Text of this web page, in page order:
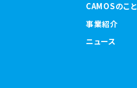
CAMOSのこと
事業紹介
ニュース